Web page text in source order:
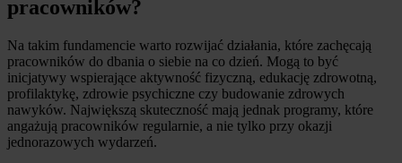
pracowników?
Na takim fundamencie warto rozwijać działania, które zachęcają
pracowników do dbania o siebie na co dzień. Mogą to być
inicjatywy wspierające aktywność fizyczną, edukację zdrowotną,
profilaktykę, zdrowie psychiczne czy budowanie zdrowych
nawyków. Największą skuteczność mają jednak programy, które
angażują pracowników regularnie, a nie tylko przy okazji
jednorazowych wydarzeń.